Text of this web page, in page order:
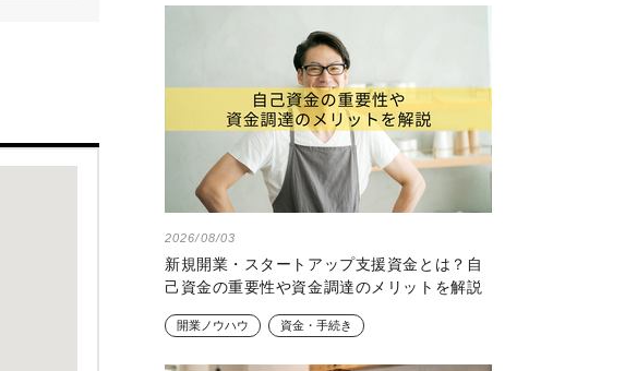
2026/08/03
新規開業・スタートアップ支援資金とは？自
己資金の重要性や資金調達のメリットを解説
開業ノウハウ 資金・手続き